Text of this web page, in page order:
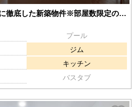
した新築物件※部屋数限定の2ベッドルーム(高層階)
プール
ジム
キッチン
バスタブ